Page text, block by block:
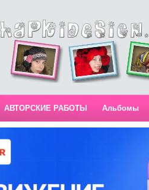
АВТОРСКИЕ РАБОТЫ Альбомы